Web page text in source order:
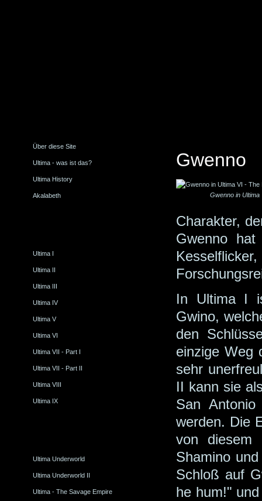
Gwenno
Gwenno in Ultima
Charakter,
Gwenno
In Ultima I
Gwino,
den
einzige Weg
sehr
II kann sie
San
werden. Die
von diesem
Shamino
Schloß auf
he hum!"
Über diese Site
Ultima - was ist das?
Ultima History
Akalabeth
Ultima I
Ultima II
Ultima III
Ultima IV
Ultima V
Ultima VI
Ultima VII - Part I
Ultima VII - Part II
Ultima VIII
Ultima IX
Ultima Underworld
Ultima Underworld II
Ultima - The Savage Empire